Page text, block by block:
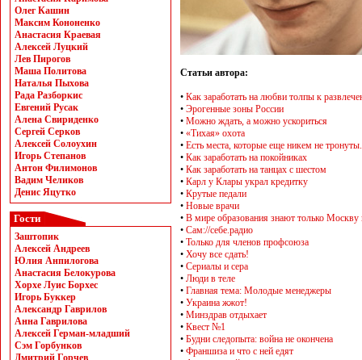
Олег Кашин
Максим Кононенко
Анастасия Краевая
Алексей Луцкий
Лев Пирогов
Маша Политова
Наталья Пыхова
Рада Разборкис
Евгений Русак
Алена Свириденко
Сергей Серков
Алексей Солоухин
Игорь Степанов
Антон Филимонов
Вадим Челиков
Денис Яцутко
Гости
Заштопик
Алексей Андреев
Юлия Анпилогова
Анастасия Белокурова
Хорхе Луис Борхес
Игорь Буккер
Александр Гаврилов
Анна Гаврилова
Алексей Герман-младший
Сэм Горбунков
Дмитрий Горчев
Статьи автора:
• Как заработать на любви толпы к
• Эрогенные зоны России
• Можно ждать, а можно ускориться
• «Тихая» охота
• Есть места, которые еще никем не
• Как заработать на покойниках
• Как заработать на танцах с шестом
• Карл у Клары украл кредитку
• Крутые педали
• Новые врачи
• В мире образования знают только Москву
• Сам://себе.радио
• Только для членов профсоюза
• Хочу все сдать!
• Сериалы и сера
• Люди в теле
• Главная тема: Молодые менеджеры
• Украина жжот!
• Минздрав отдыхает
• Квест №1
• Будни следопыта: война не окончена
• Франшиза и что с ней едят